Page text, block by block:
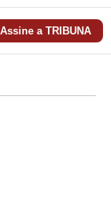
Assine a TRIBUNA